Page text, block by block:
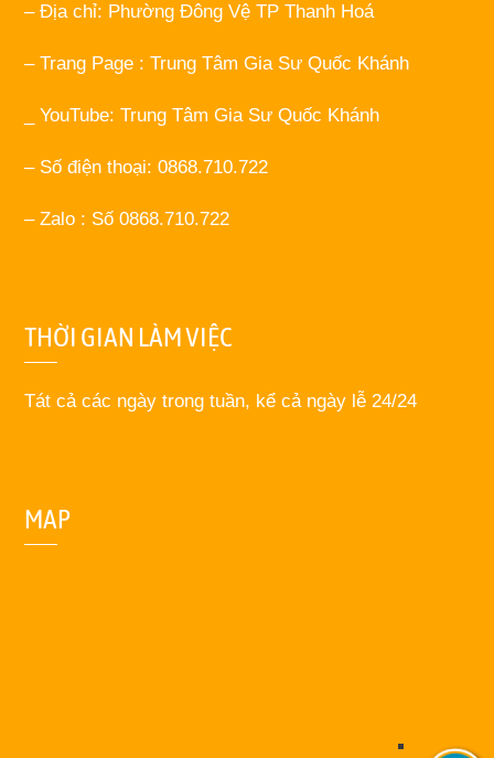
– Địa chỉ: Phường Đông Vệ TP Thanh Hoá
– Trang Page : Trung Tâm Gia Sư Quốc Khánh
_ YouTube: Trung Tâm Gia Sư Quốc Khánh
– Số điện thoại: 0868.710.722
– Zalo : Số 0868.710.722
THỜI GIAN LÀM VIỆC
Tát cả các ngày trong tuần, kể cả ngày lễ 24/24
MAP